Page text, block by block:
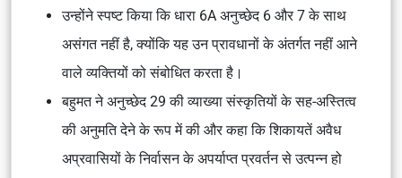
उन्होंने स्पष्ट किया कि धारा 6A अनुच्छेद 6 और 7 के साथ
असंगत नहीं है, क्योंकि यह उन प्रावधानों के अंतर्गत नहीं आने
वाले व्यक्तियों को संबोधित करता है।
बहुमत ने अनुच्छेद 29 की व्याख्या संस्कृतियों के सह-अस्तित्व
की अनुमति देने के रूप में की और कहा कि शिकायतें अवैध
अप्रवासियों के निर्वासन के अपर्याप्त प्रवर्तन से उत्पन्न हो